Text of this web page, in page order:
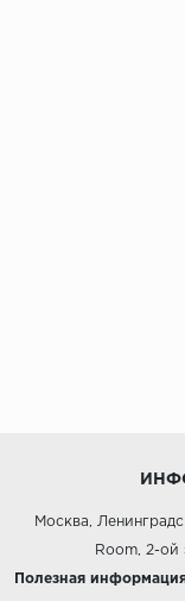
Москва,
Room, 2-ой
Полезная